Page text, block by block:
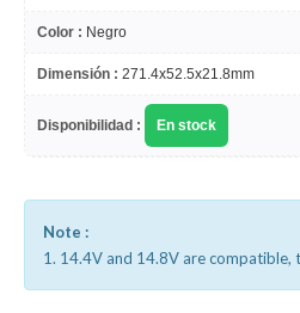
Color : Negro
Dimensión : 271.4x52.5x21.8mm
Disponibilidad : En stock
Note :
1. 14.4V and 14.8V are compatible,